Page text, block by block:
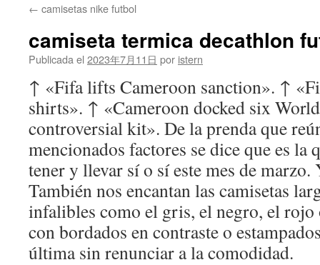
contenido
← camisetas nike futbol
camiseta termica decathlon
Publicada el 2023年7月11日 por istern
↑ «Fifa lifts Cameroon sanction». ↑
shirts». ↑ «Cameroon docked six
controversial kit». De la prenda que
mencionados factores se dice que es la
tener y llevar sí o sí este mes de
También nos encantan las camisetas
infalibles como el gris, el negro, el rojo
con bordados en contraste o
última sin renunciar a la comodidad.